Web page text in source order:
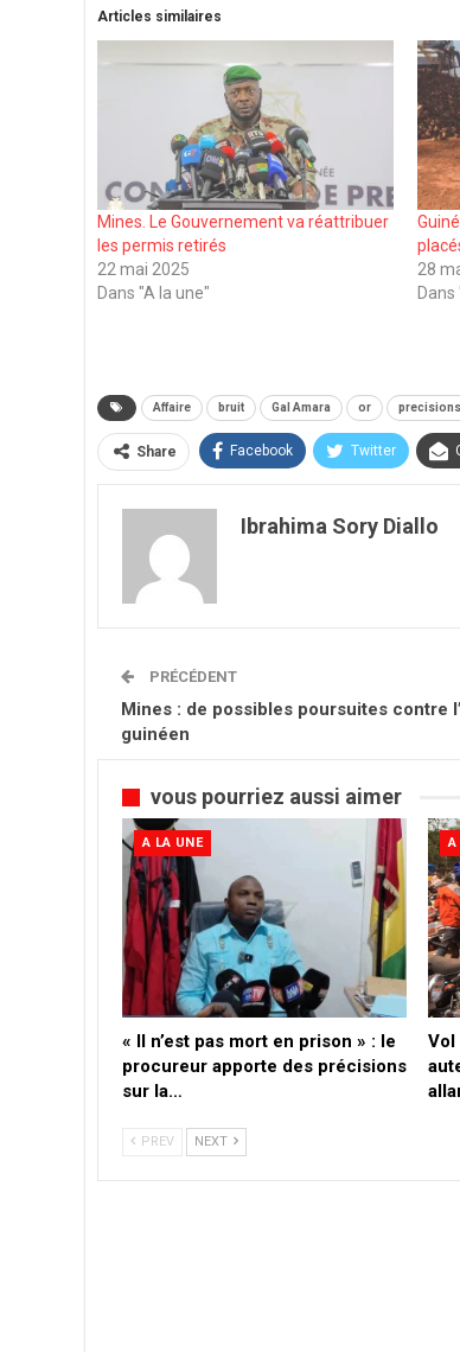
Articles similaires
Mines. Le Gouvernement va réattribuer
les permis retirés
22 mai 2025
Dans "A la une"
28
Dans
Affaire bruit Gal Amara or precisions
Share Facebook Twitter
Ibrahima Sory Diallo
PRÉCÉDENT
Mines : de possibles poursuites contre
guinéen
vous pourriez aussi aimer
A LA UNE
« Il n’est pas mort en prison » : le
procureur apporte des précisions
sur la…
A
Vol
PREV NEXT